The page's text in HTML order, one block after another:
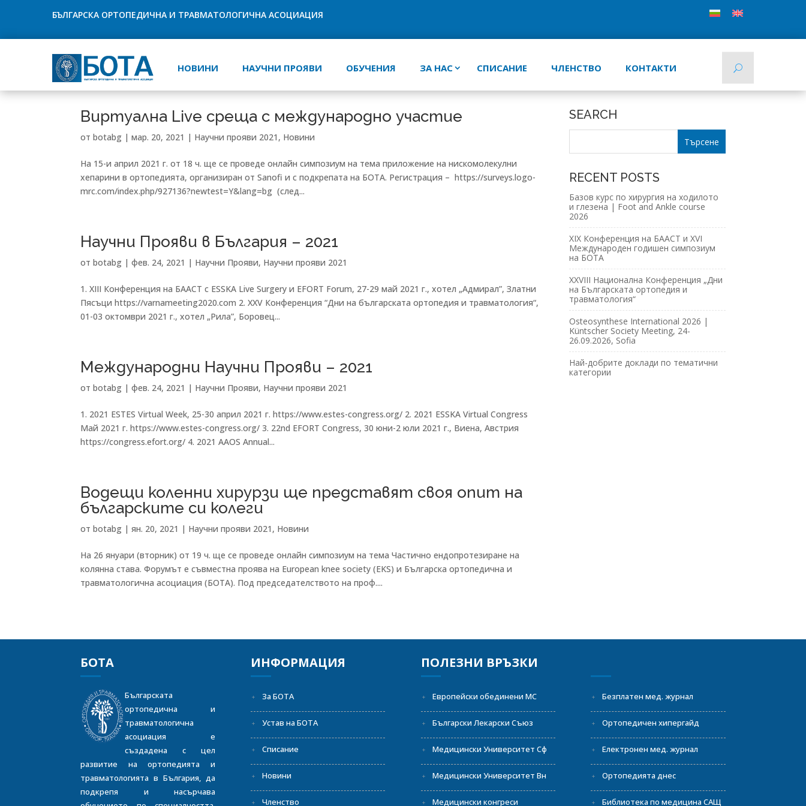
БЪЛГАРСКА ОРТОПЕДИЧНА И ТРАВМАТОЛОГИЧНА АСОЦИАЦИЯ
НОВИНИ НАУЧНИ ПРОЯВИ ОБУЧЕНИЯ ЗА НАС СПИСАНИЕ ЧЛЕНСТВО КОНТАКТИ
Виртуална Live среща с международно участие
отbotabg |мар. 20, 2021 | Научни прояви 2021 , Новини
На 15-и април 2021 г. от 18 ч. ще се проведе онлайн симпозиум на тема приложение на нискомолекулни
хепарини в ортопедията, организиран от Sanofi и с подкрепата на БОТА. Регистрация – https://surveys.logo-
mrc.com/index.php/927136?newtest=Y&lang=bg (след...
Научни Прояви в България – 2021
отbotabg |фев. 24, 2021 | Научни Прояви, Научни прояви 2021
1. XIII Конференция на БААСТ с ESSKA Live Surgery и EFORT Forum, 27-29 май 2021 г., хотел „Адмирал”, Златни
Пясъци https://varnameeting2020.com 2. XXV Конференция “Дни на българската ортопедия и травматология“,
01-03 октомври 2021 г., хотел „Рила”, Боровец...
Международни Научни Прояви – 2021
отbotabg |фев. 24, 2021 | Научни Прояви, Научни прояви 2021
1. 2021 ESTES Virtual Week, 25-30 април 2021 г. https://www.estes-congress.org/ 2. 2021 ESSKA Virtual Congress
Май 2021 г. https://www.estes-congress.org/ 3. 22nd EFORT Congress, 30 юни-2 юли 2021 г., Виена, Австрия
https://congress.efort.org/ 4. 2021 AAOS Annual...
Водещи коленни хирурзи ще представят своя опит на
българските си колеги
отbotabg |ян. 20, 2021 | Научни прояви 2021 , Новини
На 26 януари (вторник) от 19 ч. ще се проведе онлайн симпозиум на тема Частично ендопротезиране на
колянна става. Форумът е съвместна проява на European knee society (EKS) и Българска ортопедична и
травматологична асоциация (БОТА). Под председателството на проф....
SEARCH
RECENT POSTS
Базов курс по хирургия на ходилото
и глезена | Foot and Ankle course
2026
XIX Конференция на БААСТ и XVI
Международен годишен симпозиум
на БОТА
XXVIII Национална Конференция „Дни
на Българската ортопедия и
травматология“
Osteosynthese International 2026 |
Küntscher Society Meeting, 24-
26.09.2026, Sofia
Най-добрите доклади по тематични
категории
БОТА
Българската
ортопедична и
травматологична
асоциация е
създадена с цел
развитие на ортопедията и
травматологията в България, да
подкрепя и насърчава
ИНФОРМАЦИЯ
За БОТА
Устав на БОТА
Списание
Новини
Членство
ПОЛЕЗНИ ВРЪЗКИ
Европейски обединени МС
Български Лекарски Съюз
Медицински Университет Сф
Медицински Университет Вн
Медицински конгреси
Безплатен мед. журнал
Ортопедичен хипергайд
Електронен мед. журнал
Ортопедията днес
Библиотека по медицина САЩ